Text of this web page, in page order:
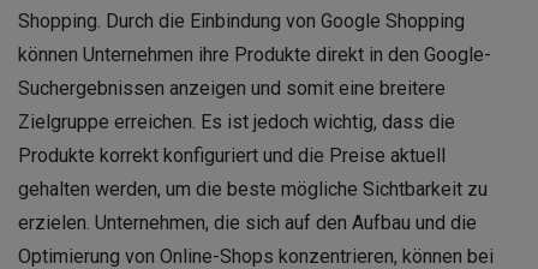
Shopping. Durch die Einbindung von Google Shopping
können Unternehmen ihre Produkte direkt in den Google-
Suchergebnissen anzeigen und somit eine breitere
Zielgruppe erreichen. Es ist jedoch wichtig, dass die
Produkte korrekt konfiguriert und die Preise aktuell
gehalten werden, um die beste mögliche Sichtbarkeit zu
erzielen. Unternehmen, die sich auf den Aufbau und die
Optimierung von Online-Shops konzentrieren, können bei